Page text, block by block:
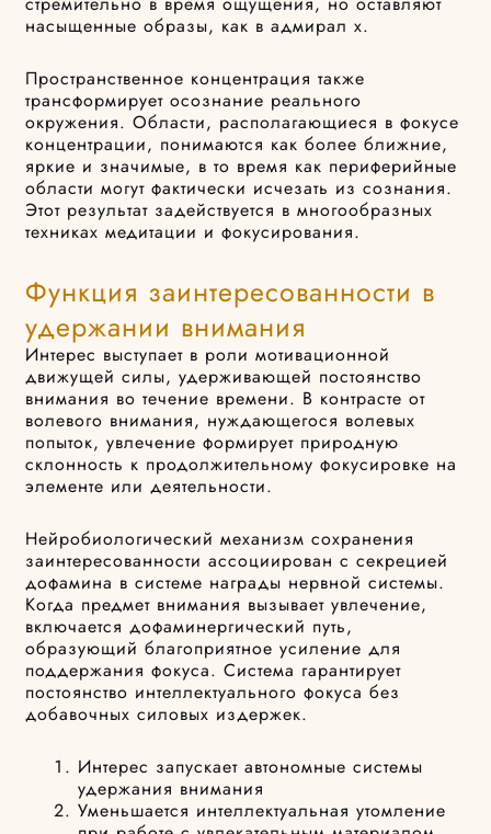
насыщенные образы, как в адмирал х.
Пространственное концентрация также
трансформирует осознание реального
окружения. Области, располагающиеся в фокусе
концентрации, понимаются как более ближние,
яркие и значимые, в то время как периферийные
области могут фактически исчезать из сознания.
Этот результат задействуется в многообразных
техниках медитации и фокусирования.
Функция заинтересованности в
удержании внимания
Интерес выступает в роли мотивационной
движущей силы, удерживающей постоянство
внимания во течение времени. В контрасте от
волевого внимания, нуждающегося волевых
попыток, увлечение формирует природную
склонность к продолжительному фокусировке на
элементе или деятельности.
Нейробиологический механизм сохранения
заинтересованности ассоциирован с секрецией
дофамина в системе награды нервной системы.
Когда предмет внимания вызывает увлечение,
включается дофаминергический путь,
образующий благоприятное усиление для
поддержания фокуса. Система гарантирует
постоянство интеллектуального фокуса без
добавочных силовых издержек.
Интерес запускает автономные системы
удержания внимания
Уменьшается интеллектуальная утомление